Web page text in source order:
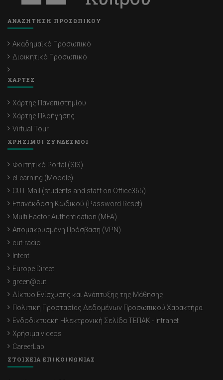
ΑΝΑΖΗΤΗΣΗ ΠΡΟΣΩΠΙΚΟΥ
Ακαδημαϊκό Προσωπικό
Διοικητικό Προσωπικό
ΧΑΡΤΕΣ
Χάρτης Πανεπιστημίου
Χάρτης Πλοήγησης
Virtual Tour
ΧΡΗΣΙΜΟΙ ΣΥΝΔΕΣΜΟΙ
Φοιτητικό Portal (SIS)
eLearning (Moodle)
CUT Mail (students and staff on Office365)
Επανέκδοση Κωδικού (Password Reset)
Multi Factor Authentication (MFA)
Απομακρυσμένη Πρόσβαση (VPN)
cut-radio
Intent
Europe Direct
green@cut
Δίκτυο Ενίσχυσης και Ανάπτυξης της Μάθησης
Πολιτική Προστασίας Δεδομένων Προσωπικού Χαρακτήρα
Ενδοδικτυακή Ηλεκτρονική Σελίδα ΤΕΠΑΚ - Intranet
Χρήσιμα videos
CareerLab
ΣΤΟΙΧΕΙΑ ΕΠΙΚΟΙΝΩΝΙΑΣ